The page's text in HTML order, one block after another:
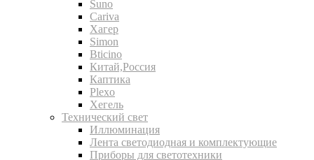
Suno
Cariva
Хагер
Simon
Bticino
Китай,Россия
Каптика
Plexo
Хегель
Технический свет
Иллюминация
Лента светодиодная и комплектующие
Приборы для светотехники